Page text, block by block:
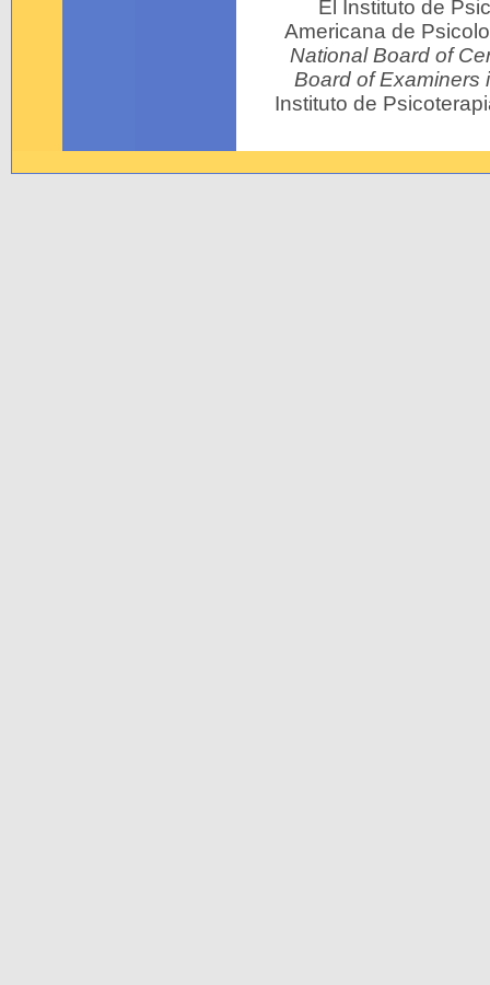
El Instituto de
Americana de
National Board of
Board of Examiners
Instituto de